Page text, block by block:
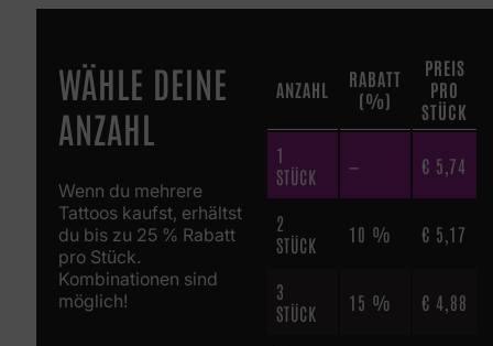
WÄHLE DEINE
ANZAHL
Wenn du mehrere
Tattoos kaufst, erhältst
du bis zu 25 % Rabatt
pro Stück.
Kombinationen sind
möglich!
ANZAHL
RABATT
(%)
PREIS
PRO
STÜCK
1
STÜCK
— € 5,74
2
STÜCK
10 % € 5,17
3
STÜCK
15 % € 4,88